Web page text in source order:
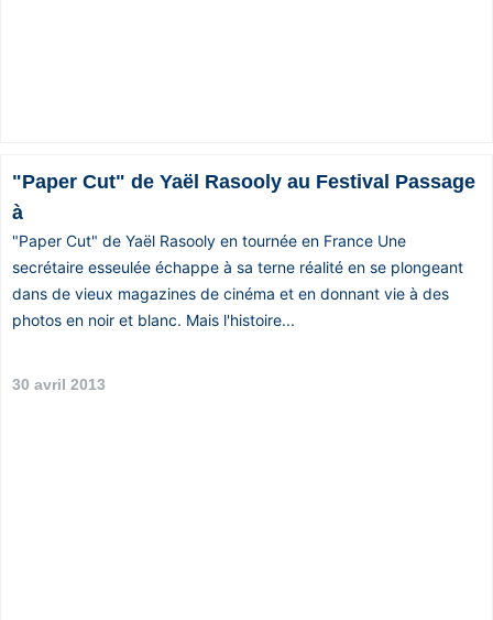
"Paper Cut" de Yaël Rasooly au Festival Passage
à
"Paper Cut" de Yaël Rasooly en tournée en France Une
secrétaire esseulée échappe à sa terne réalité en se plongeant
dans de vieux magazines de cinéma et en donnant vie à des
photos en noir et blanc. Mais l'histoire...
30 avril 2013